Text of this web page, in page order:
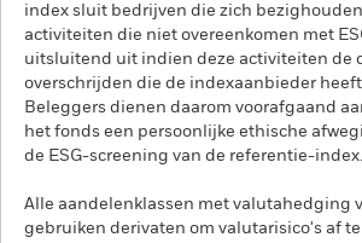
index sluit bedrijven die zich
activiteiten die niet overeenkomen met
uitsluitend uit indien deze activiteiten de
overschrijden die de indexaanbieder
Beleggers dienen daarom voorafgaand
het fonds een persoonlijke ethische
de ESG-screening van de referentie-index.
Alle aandelenklassen met valutahedging
gebruiken derivaten om valutarisico's af